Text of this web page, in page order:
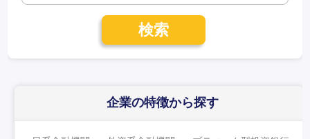
検索
企業の特徴から探す